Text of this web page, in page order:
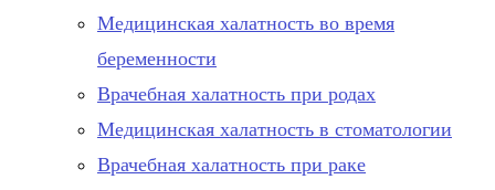
Медицинская халатность во время
беременности
Врачебная халатность при родах
Медицинская халатность в стоматологии
Врачебная халатность при раке